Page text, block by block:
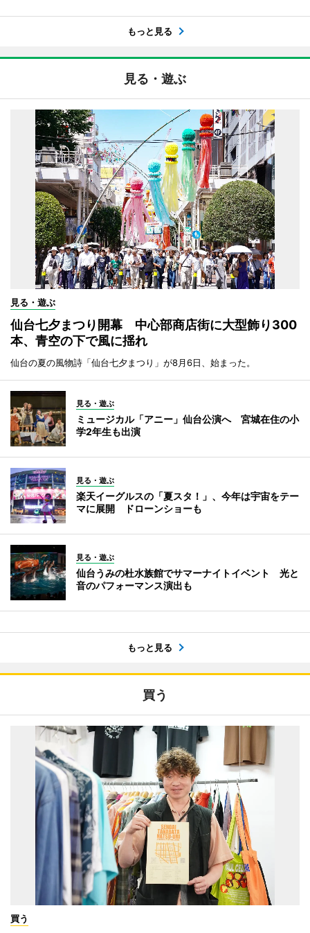
もっと見る
見る・遊ぶ
見る・遊ぶ
仙台七夕まつり開幕 中心部商店街に大型飾り300
本、青空の下で風に揺れ
仙台の夏の風物詩「仙台七夕まつり」が8月6日、始まった。
見る・遊ぶ
ミュージカル「アニー」仙台公演へ 宮城在住の小
学2年生も出演
見る・遊ぶ
楽天イーグルスの「夏スタ！」、今年は宇宙をテー
マに展開 ドローンショーも
見る・遊ぶ
仙台うみの杜水族館でサマーナイトイベント 光と
音のパフォーマンス演出も
もっと見る
買う
買う